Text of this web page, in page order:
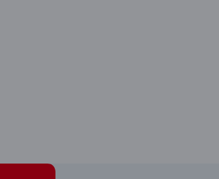
réseaux sociaux